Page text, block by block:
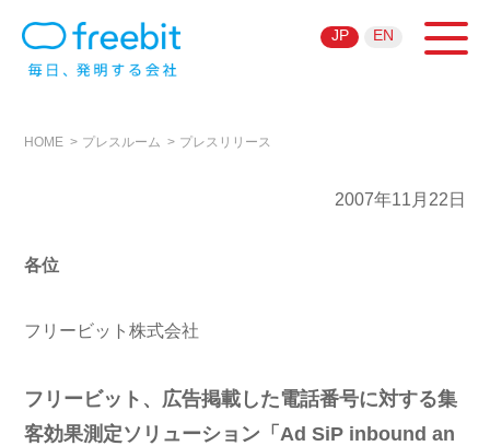
JP EN
HOME プレスルーム プレスリリース
2007年11月22日
各位
フリービット株式会社
フリービット、広告掲載した電話番号に対する集
客効果測定ソリューション「Ad SiP inbound an